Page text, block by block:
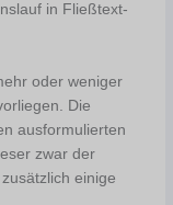
in Fließtext-
oder weniger
Die
ausformulierten
zwar der
einige